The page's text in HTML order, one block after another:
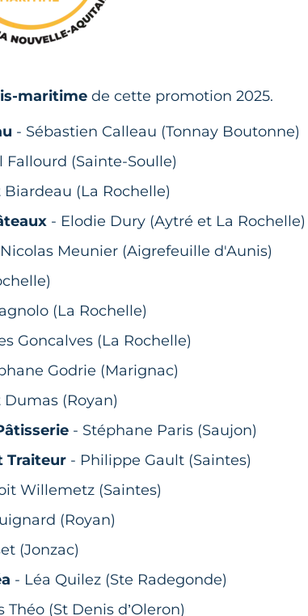
maritime de cette promotion 2025.
- Sébastien Calleau (Tonnay Boutonne)
Fallourd (Sainte-Soulle)
(La Rochelle)
- Elodie Dury (Aytré et La Rochelle)
Meunier (Aigrefeuille d'Aunis)
(La Rochelle)
Goncalves (La Rochelle)
Godrie (Marignac)
(Royan)
- Stéphane Paris (Saujon)
Traiteur - Philippe Gault (Saintes)
Willemetz (Saintes)
(Royan)
(Jonzac)
- Léa Quilez (Ste Radegonde)
Théo (St Denis d’Oleron)